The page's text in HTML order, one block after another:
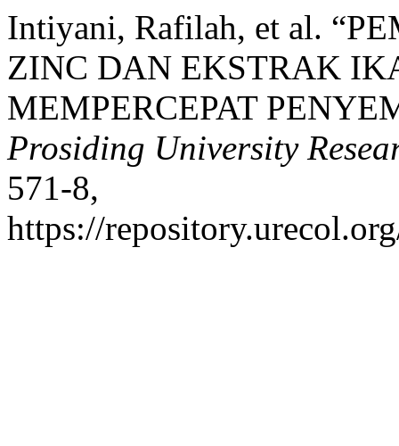
Intiyani, Rafilah, et al.
ZINC DAN EKSTRAK
MEMPERCEPAT
Prosiding University
571-8,
https://